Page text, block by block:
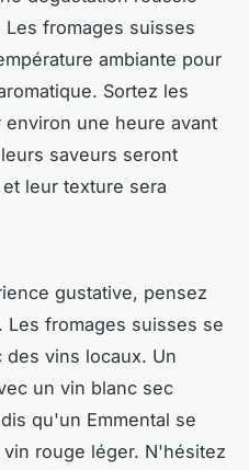
Les fromages suisses
ambiante pour
Sortez les
une heure avant
saveurs seront
leur texture sera
gustative, pensez
. Les fromages suisses se
des vins locaux. Un
un vin blanc sec
qu'un Emmental se
rouge léger. N'hésitez